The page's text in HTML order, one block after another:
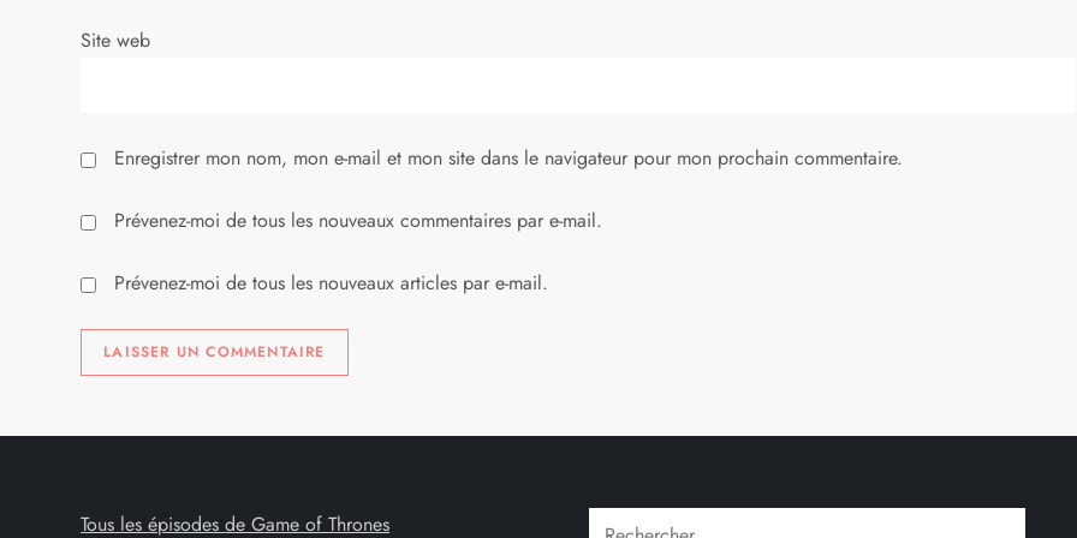
t
c
l
e
Site web
Enregistrer mon nom, mon e-mail et mon site dans le navigateur pour mon prochain commentaire.
Prévenez-moi de tous les nouveaux commentaires par e-mail.
Prévenez-moi de tous les nouveaux articles par e-mail.
Tous les épisodes de Game of Thrones Rechercher :